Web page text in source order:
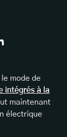
mode de
intégrés à la
maintenant
électrique